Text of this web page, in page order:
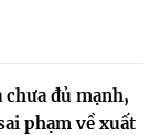
đủ mạnh,
phạm về xuất